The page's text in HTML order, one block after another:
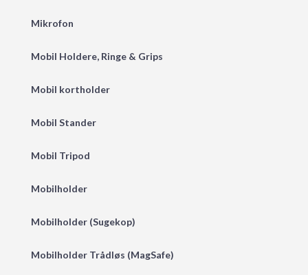
Mikrofon
Mobil Holdere, Ringe & Grips
Mobil kortholder
Mobil Stander
Mobil Tripod
Mobilholder
Mobilholder (Sugekop)
Mobilholder Trådløs (MagSafe)